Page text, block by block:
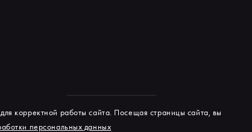
корректной работы сайта. Посещая страницы сайта, вы
персональных данных